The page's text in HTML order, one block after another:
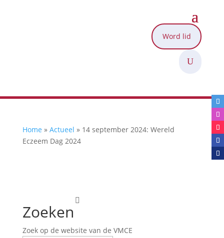
Word lid
U
Home » Actueel » 14 september 2024: Wereld
Eczeem Dag 2024

Zoeken
Zoek op de website van de VMCE